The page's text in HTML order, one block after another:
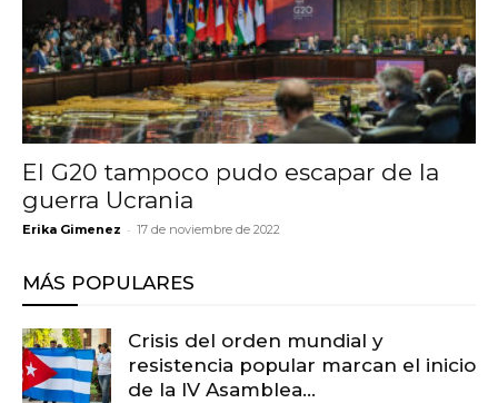
El G20 tampoco pudo escapar de la
guerra Ucrania
Erika Gimenez - 17 de noviembre de 2022
MÁS POPULARES
Crisis del orden mundial y
resistencia popular marcan el inicio
de la IV Asamblea...